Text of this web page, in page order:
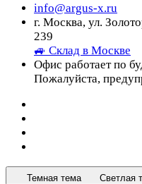
info@argus-x.ru
г. Москва, ул.
239
🚙 Склад в Москве
Офис работает по
Пожалуйста,
Темная тема Светлая